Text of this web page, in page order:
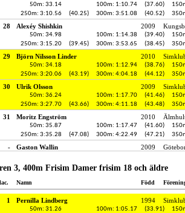
50m: 33.14 100m: 1:10.74 (37.60)
250m: 3:10.56
(40.25) 300m: 3:51.08 (40.52)
28 Alexéy Shishkin 2009
50m: 34.98 100m: 1:14.38 (39.40)
250m: 3:15.20
(39.45) 300m: 3:53.65 (38.45)
29 Björn Nilsson Linder 2010
50m: 34.18 100m: 1:12.94 (38.76)
250m: 3:20.06
(43.19) 300m: 4:04.18 (44.12)
30 Ulrik Olsson 2009
50m: 36.24 100m: 1:17.70 (41.46)
250m: 3:27.70
(43.66) 300m: 4:11.18 (43.48)
31 Moritz Engström 2010
50m: 35.87 100m: 1:17.47 (41.60)
250m: 3:35.28
(47.08) 300m: 4:22.49 (47.21)
- Gaston Wallin 2009
3, 400m Frisim Damer frisim 18 och äldre
Namn Född
1 Pernilla Lindberg 1994
50m: 31.26 100m: 1:05.17 (33.91)